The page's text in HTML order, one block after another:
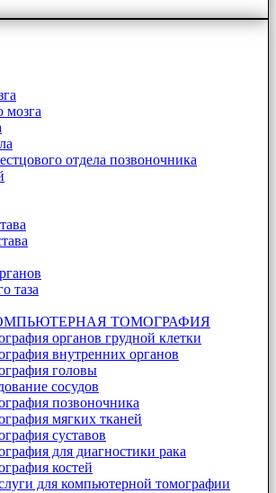
мозга
отдела позвоночника
таза
ТОМОГРАФИЯ
органов грудной клетки
внутренних органов
головы
сосудов
позвоночника
мягких тканей
суставов
для диагностики рака
костей
для компьютерной томографии